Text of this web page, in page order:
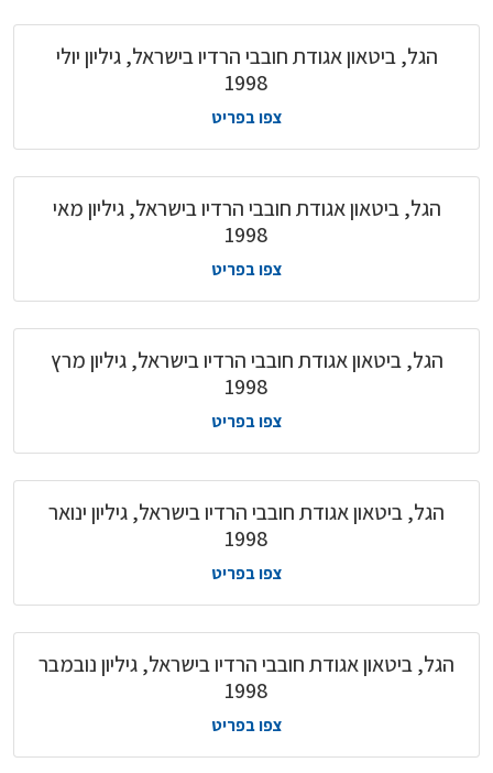
הגל, ביטאון אגודת חובבי הרדיו בישראל, גיליון יולי
1998
צפו בפריט
הגל, ביטאון אגודת חובבי הרדיו בישראל, גיליון מאי
1998
צפו בפריט
הגל, ביטאון אגודת חובבי הרדיו בישראל, גיליון מרץ
1998
צפו בפריט
הגל, ביטאון אגודת חובבי הרדיו בישראל, גיליון ינואר
1998
צפו בפריט
הגל, ביטאון אגודת חובבי הרדיו בישראל, גיליון נובמבר
1998
צפו בפריט